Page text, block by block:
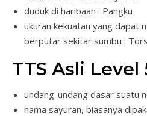
duduk di haribaan : Pangku
ukuran kekuatan yang dapat
berputar sekitar sumbu :
TTS Asli Level
undang-undang dasar suatu
nama sayuran, biasanya